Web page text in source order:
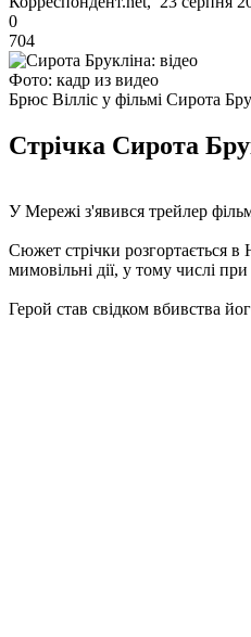
0
704
Фото: кадр из видео
Брюс Вілліс у фільмі Сирота
Стрічка Сирота
У Мережі з'явився трейлер
Сюжет стрічки розгортається
мимовільні дії, у тому числі
Герой став свідком вбивства